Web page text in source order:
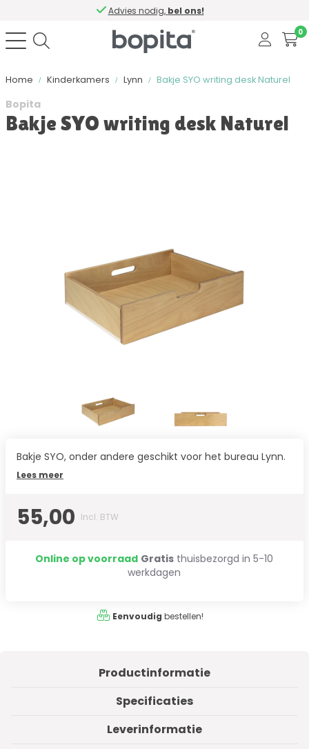
Advies nodig, bel ons!
0
Home Kinderkamers Lynn Bakje SYO writing desk Naturel
Bopita
Bakje SYO writing desk Naturel
Bakje SYO, onder andere geschikt voor het bureau Lynn.
Lees meer
55,00 Incl. BTW
Online op voorraad Gratis thuisbezorgd in 5-10
werkdagen
Eenvoudig bestellen!
Productinformatie
Specificaties
Leverinformatie